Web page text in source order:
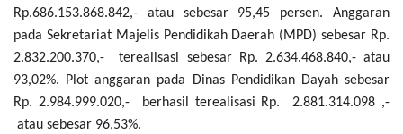
Rp.686.153.868.842,- atau sebesar 95,45 persen. Anggaran
pada Sekretariat Majelis Pendidikah Daerah (MPD) sebesar Rp.
2.832.200.370,- terealisasi sebesar Rp. 2.634.468.840,- atau
93,02%. Plot anggaran pada Dinas Pendidikan Dayah sebesar
Rp. 2.984.999.020,- berhasil terealisasi Rp. 2.881.314.098 ,-
atau sebesar 96,53%.